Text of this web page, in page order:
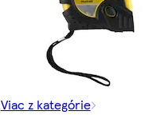
Viac z kategórie